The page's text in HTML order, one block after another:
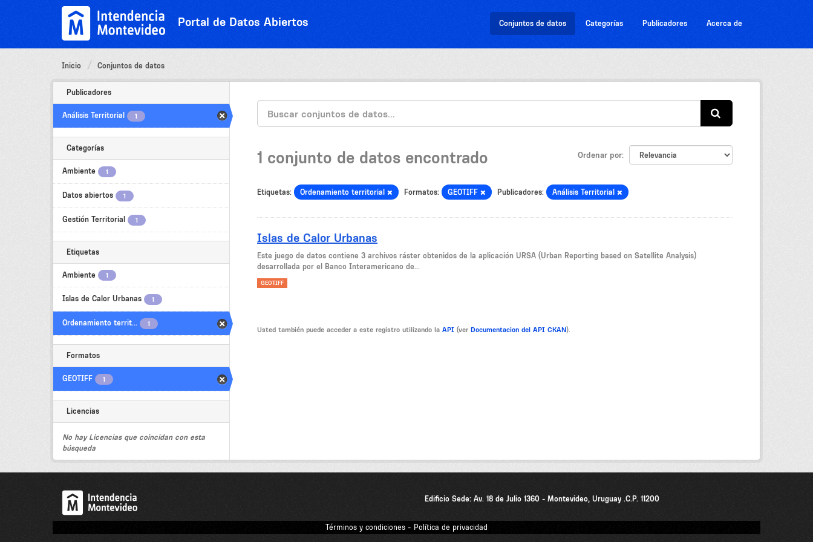
Portal de Datos Abiertos Conjuntos de datos Categorías Publicadores Acerca de
Inicio Conjuntos de datos
Publicadores
Análisis Territorial 1
Categorías
Ambiente 1
Datos abiertos 1
Gestión Territorial 1
Etiquetas
Ambiente 1
Islas de Calor Urbanas 1
Ordenamiento territ... 1
Formatos
GEOTIFF 1
Licencias
No hay Licencias que coincidan con esta
búsqueda
Ordenar por
1 conjunto de datos encontrado
Etiquetas: Ordenamiento territorial Formatos: GEOTIFF Publicadores: Análisis Territorial
Islas de Calor Urbanas
Este juego de datos contiene 3 archivos ráster obtenidos de la aplicación URSA (Urban Reporting based on Satellite Analysis)
desarrollada por el Banco Interamericano de...
GEOTIFF
Usted también puede acceder a este registro utilizando la API (ver Documentacion del API CKAN).
Edificio Sede: Av. 18 de Julio 1360 - Montevideo, Uruguay .C.P. 11200
Términos y condiciones - Política de privacidad